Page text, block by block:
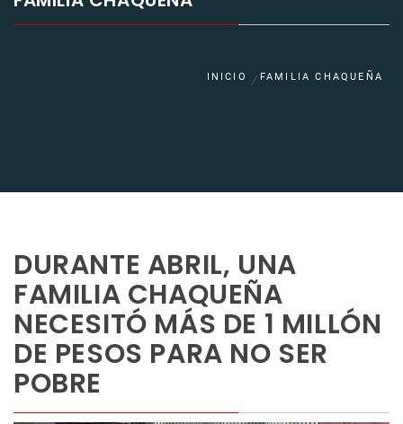
INICIO FAMILIA CHAQUEÑA
DURANTE ABRIL, UNA
FAMILIA CHAQUEÑA
NECESITÓ MÁS DE 1 MILLÓN
DE PESOS PARA NO SER
POBRE